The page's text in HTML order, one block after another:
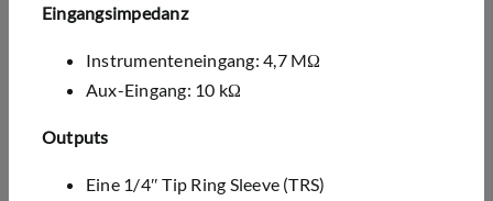
Eingangsimpedanz
Instrumenteneingang: 4,7 MΩ
Aux-Eingang: 10 kΩ
Outputs
Eine 1/4″ Tip Ring Sleeve (TRS)